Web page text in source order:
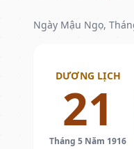
Ngày Mậu Ngọ,
DƯƠNG LỊCH
21
Tháng 5 Năm 1916